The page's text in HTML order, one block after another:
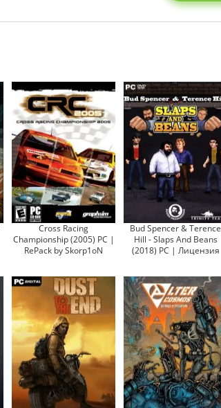
Cross Racing
Championship (2005) PC |
RePack by Skorp1oN
Bud Spencer & Terence
Hill - Slaps And Beans
(2018) PC | Лицензия